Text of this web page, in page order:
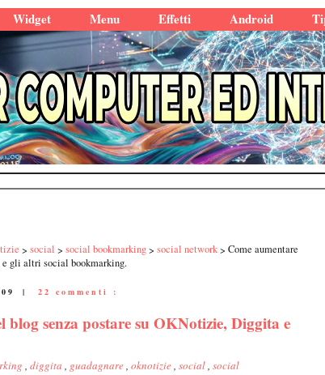
Widget Menu Effetti Android
social social bookmarking social network
Come aumentare
gli altri social bookmarking.
| 22 commenti :
senza postare su OKNotizie, Diggita e
, diggita , guadagnare, oknotizie, social, social